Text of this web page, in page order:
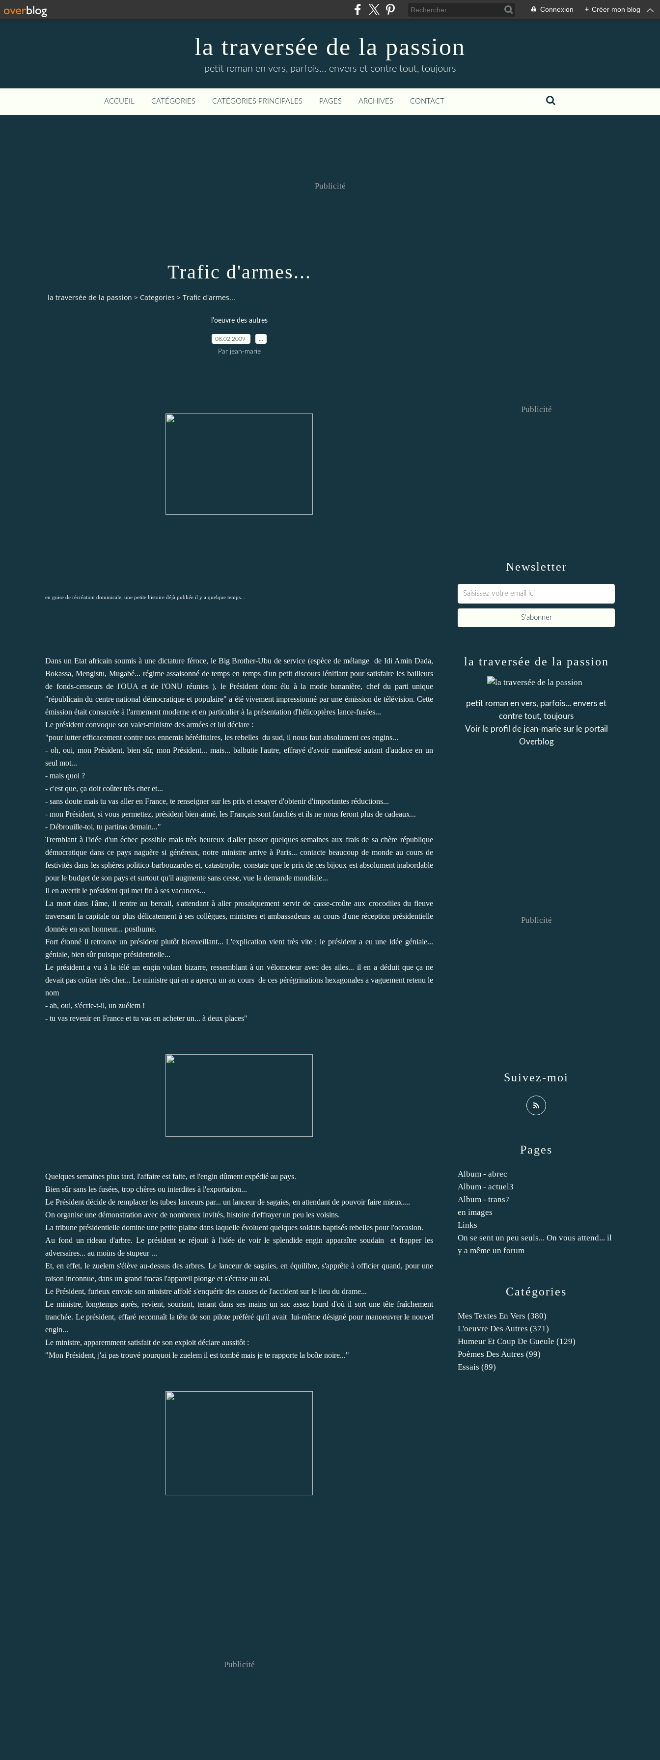
Connexion + Créer mon blog
la traversée de la passion
petit roman en vers, parfois... envers et contre tout, toujours
ACCUEIL CATÉGORIES CATÉGORIES PRINCIPALES PAGES ARCHIVES CONTACT
Publicité
Trafic d'armes...
la traversée de la passion > Categories > Trafic d'armes...
l'oeuvre des autres
08.02.2009
Par jean-marie
en guise de récréation dominicale, une petite histoire déjà publiée il y a quelque temps...
Dans un Etat africain soumis à une dictature féroce, le Big Brother-Ubu de service (espèce de mélange de Idi Amin Dada,
Bokassa, Mengistu, Mugabé... régime assaisonné de temps en temps d'un petit discours lénifiant pour satisfaire les bailleurs
de fonds-censeurs de l'OUA et de l'ONU réunies ), le Président donc élu à la mode bananière, chef du parti unique
"républicain du centre national démocratique et populaire" a été vivement impressionné par une émission de télévision. Cette
émission était consacrée à l'armement moderne et en particulier à la présentation d'hélicoptères lance-fusées...
Le président convoque son valet-ministre des armées et lui déclare :
"pour lutter efficacement contre nos ennemis héréditaires, les rebelles du sud, il nous faut absolument ces engins...
- oh, oui, mon Président, bien sûr, mon Président... mais... balbutie l'autre, effrayé d'avoir manifesté autant d'audace en un
seul mot...
- mais quoi ?
- c'est que, ça doit coûter très cher et...
- sans doute mais tu vas aller en France, te renseigner sur les prix et essayer d'obtenir d'importantes réductions...
- mon Président, si vous permettez, président bien-aimé, les Français sont fauchés et ils ne nous feront plus de cadeaux...
- Débrouille-toi, tu partiras demain..."
Tremblant à l'idée d'un échec possible mais très heureux d'aller passer quelques semaines aux frais de sa chère république
démocratique dans ce pays naguère si généreux, notre ministre arrive à Paris... contacte beaucoup de monde au cours de
festivités dans les sphères politico-barbouzardes et, catastrophe, constate que le prix de ces bijoux est absolument inabordable
pour le budget de son pays et surtout qu'il augmente sans cesse, vue la demande mondiale...
Il en avertit le président qui met fin à ses vacances...
La mort dans l'âme, il rentre au bercail, s'attendant à aller prosaïquement servir de casse-croûte aux crocodiles du fleuve
traversant la capitale ou plus délicatement à ses collègues, ministres et ambassadeurs au cours d'une réception présidentielle
donnée en son honneur... posthume.
Fort étonné il retrouve un président plutôt bienveillant... L'explication vient très vite : le président a eu une idée géniale...
géniale, bien sûr puisque présidentielle...
Le président a vu à la télé un engin volant bizarre, ressemblant à un vélomoteur avec des ailes... il en a déduit que ça ne
devait pas coûter très cher... Le ministre qui en a aperçu un au cours de ces pérégrinations hexagonales a vaguement retenu le
nom
- ah, oui, s'écrie-t-il, un zuélem !
- tu vas revenir en France et tu vas en acheter un... à deux places"
Quelques semaines plus tard, l'affaire est faite, et l'engin dûment expédié au pays.
Bien sûr sans les fusées, trop chères ou interdites à l'exportation...
Le Président décide de remplacer les tubes lanceurs par... un lanceur de sagaies, en attendant de pouvoir faire mieux....
On organise une démonstration avec de nombreux invités, histoire d'effrayer un peu les voisins.
La tribune présidentielle domine une petite plaine dans laquelle évoluent quelques soldats baptisés rebelles pour l'occasion.
Au fond un rideau d'arbre. Le président se réjouit à l'idée de voir le splendide engin apparaître soudain et frapper les
adversaires... au moins de stupeur ...
Et, en effet, le zuelem s'élève au-dessus des arbres. Le lanceur de sagaies, en équilibre, s'apprête à officier quand, pour une
raison inconnue, dans un grand fracas l'appareil plonge et s'écrase au sol.
Le Président, furieux envoie son ministre affolé s'enquérir des causes de l'accident sur le lieu du drame...
Le ministre, longtemps après, revient, souriant, tenant dans ses mains un sac assez lourd d'où il sort une tête fraîchement
tranchée. Le président, effaré reconnaît la tête de son pilote préféré qu'il avait lui-même désigné pour manoeuvrer le nouvel
engin...
Le ministre, apparemment satisfait de son exploit déclare aussitôt :
"Mon Président, j'ai pas trouvé pourquoi le zuelem il est tombé mais je te rapporte la boîte noire..."
Publicité
Newsletter
Publicité
Catégories
Mes Textes En Vers (380)
L'oeuvre Des Autres (371)
Humeur Et Coup De Gueule (129)
Poèmes Des Autres (99)
Essais (89)
Pages
Album - abrec
Album - actuel3
Album - trans7
en images
Links
On se sent un peu seuls... On vous attend... il
y a même un forum
la traversée de la passion
petit roman en vers, parfois... envers et
contre tout, toujours
Voir le profil de jean-mariesur le portail
Overblog
Suivez-moi
Publicité